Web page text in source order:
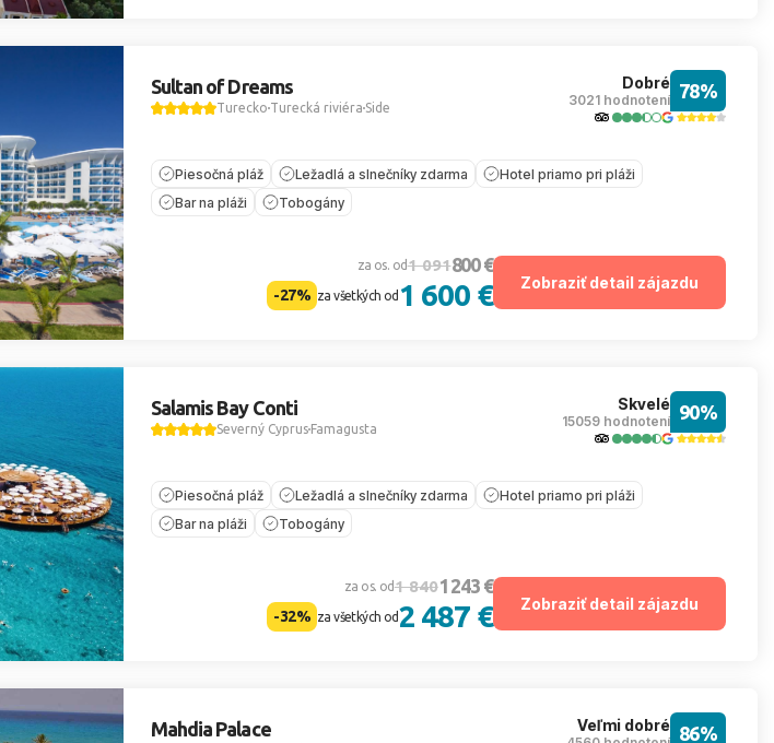
Sultan of Dreams
TureckoTurecká riviéraSide
Dobré
3021 hodnotení 78%
Piesočná pláž Ležadlá a slnečníky zdarma
Hotel priamo pri pláži
Bar na pláži
Tobogány
za os. od1 091800 €
-27% za všetkých od 1 600 € Zobraziť detail zájazdu
Salamis Bay Conti
Severný CyprusFamagusta
Skvelé
15059 hodnotení 90%
Piesočná pláž Ležadlá a slnečníky zdarma
Hotel priamo pri pláži
Bar na pláži
Tobogány
za os. od1 8401 243 €
-32% za všetkých od2 487 € Zobraziť detail zájazdu
Mahdia Palace Veľmi dobré 86%